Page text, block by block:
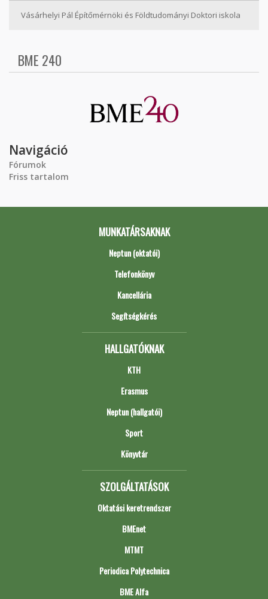
Vásárhelyi Pál Építőmérnöki és Földtudományi Doktori iskola
BME 240
Navigáció
Fórumok
Friss tartalom
MUNKATÁRSAKNAK
Neptun (oktatói)
Telefonkönyv
Kancellária
Segítségkérés
HALLGATÓKNAK
KTH
Erasmus
Neptun (hallgatói)
Sport
Könyvtár
SZOLGÁLTATÁSOK
Oktatási keretrendszer
BMEnet
MTMT
Periodica Polytechnica
BME Alfa